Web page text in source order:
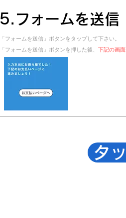
​5.フォームを送信
​「フォームを送信」ボタンをタップして下さい。
​「フォームを送信」ボタンを押した後、 下記の画
タ